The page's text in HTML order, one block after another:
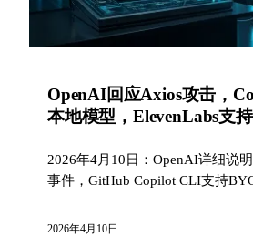
OpenAI回应Axios攻击，
本地模型，ElevenLabs支
2026年4月10日：OpenAI详细说
事件，GitHub Copilot CLI支持
AI。
2026年4月10日